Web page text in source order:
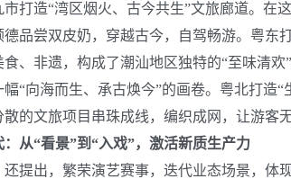
打造“湾区烟火、古今共生”文旅廊道。在
品尝双皮奶，穿越古今，自驾畅游。粤东
食、非遗，构成了潮汕地区独特的“至味清
“向海而生、承古焕今”的画卷。粤北打造
散的文旅项目串珠成线，编织成网，让游客
“看景”到“入戏”，激活新质生产力
出，繁荣演艺赛事，迭代业态场景，体现